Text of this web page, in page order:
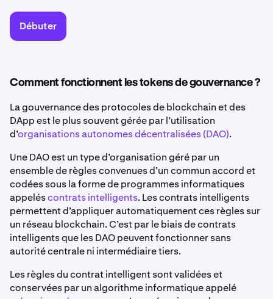
Débuter
Comment fonctionnent les tokens de gouvernance ?
La gouvernance des protocoles de blockchain et des
DApp est le plus souvent gérée par l’utilisation
d’organisations autonomes décentralisées (DAO).
Une DAO est un type d’organisation géré par un
ensemble de règles convenues d’un commun accord et
codées sous la forme de programmes informatiques
appeléscontrats intelligents. Les contrats intelligents
permettent d’appliquer automatiquement ces règles sur
un réseau blockchain. C’est par le biais de contrats
intelligents que les DAO peuvent fonctionner sans
autorité centrale ni intermédiaire tiers.
Les règles du contrat intelligent sont validées et
conservées par un algorithme informatique appelé